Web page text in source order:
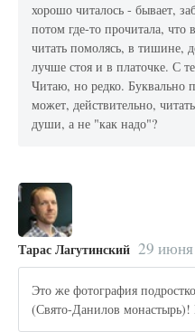
хорошо читалось - бывает,
потом где-то прочитала, что
читать помолясь, в тишине,
лучше стоя и в платочке. С
Читаю, но редко.
может, действительно,
души, а не "как надо"?
Тарас Лагутинский 29
Это же фотография
(Свято-Данилов